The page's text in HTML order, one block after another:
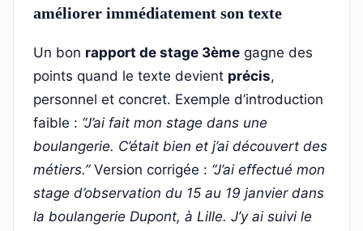
améliorer immédiatement son texte
Un bon rapport de stage 3ème gagne des
points quand le texte devient précis,
personnel et concret. Exemple d’introduction
faible : “J’ai fait mon stage dans une
boulangerie. C’était bien et j’ai découvert des
métiers.”Version corrigée : “J’ai effectué mon
stage d’observation du 15 au 19 janvier dans
la boulangerie Dupont, à Lille. J’y ai suivi le